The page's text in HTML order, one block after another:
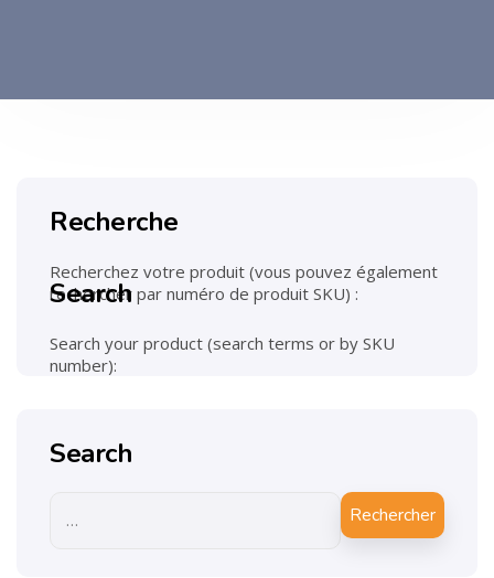
Recherche
Recherchez votre produit (vous pouvez également
rechercher par numéro de produit SKU) :
Search
Search your product (search terms or by SKU
number):
Search
Rechercher